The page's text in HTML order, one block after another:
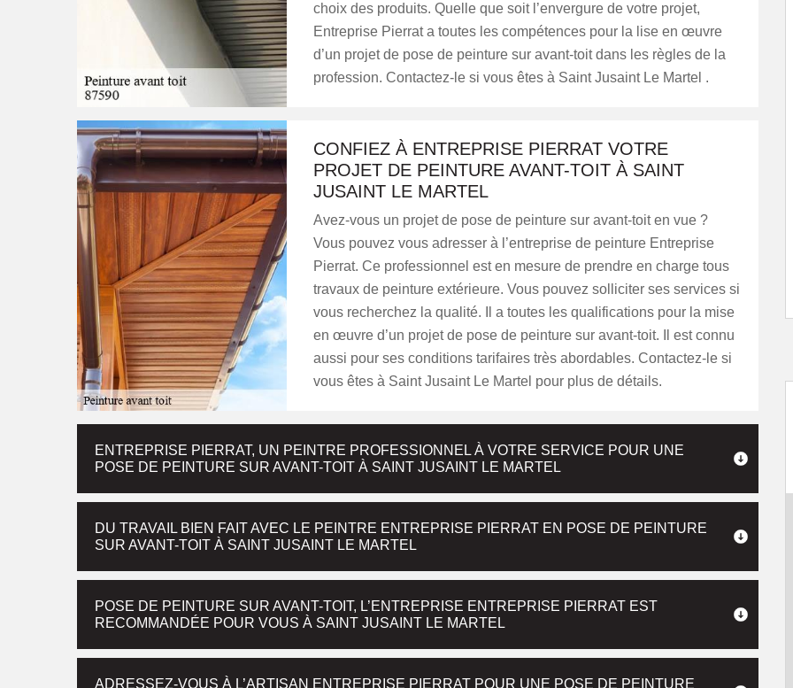
choix des produits. Quelle que soit l’envergure de votre projet,
Entreprise Pierrat a toutes les compétences pour la lise en œuvre
d’un projet de pose de peinture sur avant-toit dans les règles de la
profession. Contactez-le si vous êtes à Saint Jusaint Le Martel .
CONFIEZ À ENTREPRISE PIERRAT VOTRE
PROJET DE PEINTURE AVANT-TOIT À SAINT
JUSAINT LE MARTEL
Avez-vous un projet de pose de peinture sur avant-toit en vue ?
Vous pouvez vous adresser à l’entreprise de peinture Entreprise
Pierrat. Ce professionnel est en mesure de prendre en charge tous
travaux de peinture extérieure. Vous pouvez solliciter ses services si
vous recherchez la qualité. Il a toutes les qualifications pour la mise
en œuvre d’un projet de pose de peinture sur avant-toit. Il est connu
aussi pour ses conditions tarifaires très abordables. Contactez-le si
vous êtes à Saint Jusaint Le Martel pour plus de détails.
ENTREPRISE PIERRAT, UN PEINTRE PROFESSIONNEL À VOTRE SERVICE POUR UNE
POSE DE PEINTURE SUR AVANT-TOIT À SAINT JUSAINT LE MARTEL
DU TRAVAIL BIEN FAIT AVEC LE PEINTRE ENTREPRISE PIERRAT EN POSE DE PEINTURE
SUR AVANT-TOIT À SAINT JUSAINT LE MARTEL
POSE DE PEINTURE SUR AVANT-TOIT, L’ENTREPRISE ENTREPRISE PIERRAT EST
RECOMMANDÉE POUR VOUS À SAINT JUSAINT LE MARTEL
ADRESSEZ-VOUS À L’ARTISAN ENTREPRISE PIERRAT POUR UNE POSE DE PEINTURE